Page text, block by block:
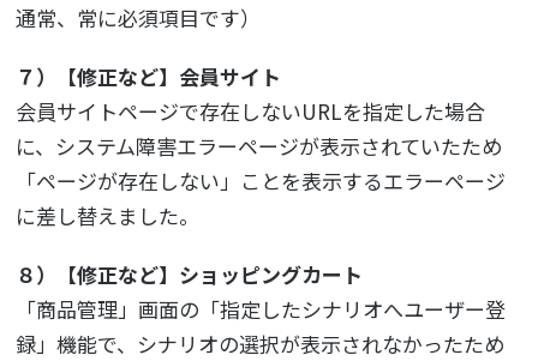
通常、常に必須項目です）
７）【修正など】会員サイト
会員サイトページで存在しないURLを指定した場合
に、システム障害エラーページが表示されていたため
「ページが存在しない」ことを表示するエラーページ
に差し替えました。
８）【修正など】ショッピングカート
「商品管理」画面の「指定したシナリオへユーザー登
録」機能で、シナリオの選択が表示されなかったため